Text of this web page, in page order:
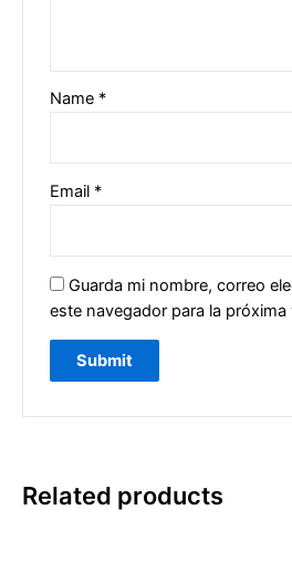
Name *
Email *
Guarda mi nombre, correo
este navegador para la
Related products